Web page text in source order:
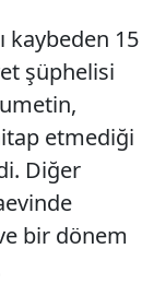
kaybeden 15
şüphelisi
etmediği
Diğer
bir dönem